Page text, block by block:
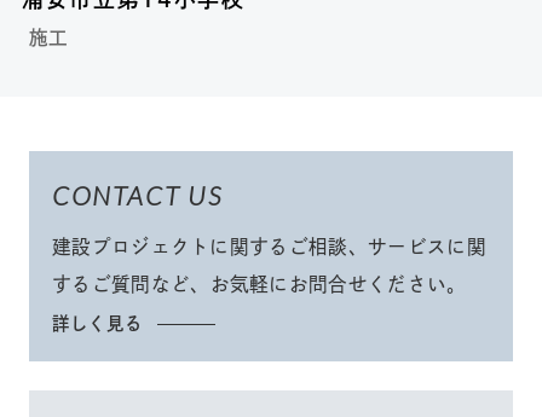
施工
CONTACT US
建設プロジェクトに関するご相談、サービスに関
するご質問など、
お気軽にお問合せください。
詳しく見る